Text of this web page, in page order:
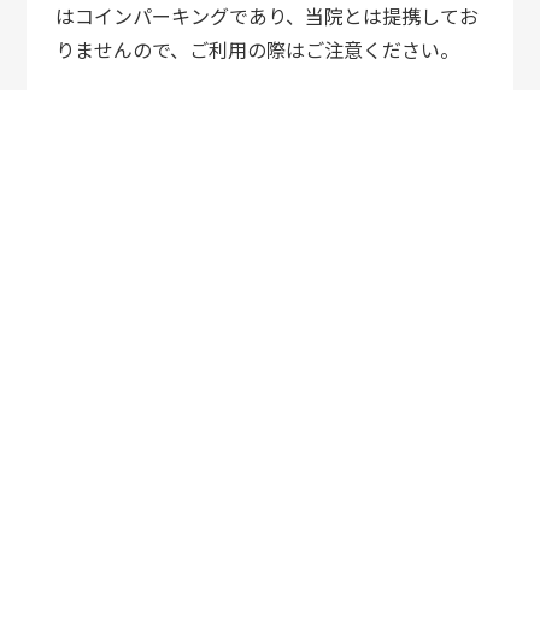
はコインパーキングであり、当院とは提携してお
りませんので、ご利用の際はご注意ください。